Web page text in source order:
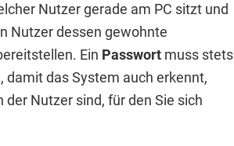
Nutzer gerade am PC sitzt und
Nutzer dessen gewohnte
Ein Passwort muss stets
damit das System auch erkennt,
der Nutzer sind, für den Sie sich